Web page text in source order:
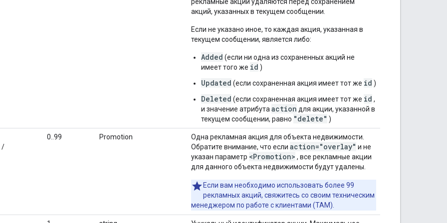
акций, указанных в текущем сообщении.
Если не указано иное, то каждая акция, указанная в
текущем сообщении, является либо:
Added (если ни одна из сохраненных акций не
имеет того же id )
Updated (если сохраненная акция имеет тот же id )
Deleted (если сохраненная акция имеет тот же id ,
и значение атрибута action для акции, указанной в
текущем сообщении, равно "delete" )
/
0..99 Promotion
Одна рекламная акция для объекта недвижимости.
Обратите внимание, что если action="overlay" и не
указан параметр <Promotion> , все рекламные акции
для данного объекта недвижимости будут удалены.
Если вам необходимо использовать более 99
рекламных акций, свяжитесь со своим техническим
менеджером по работе с клиентами (TAM).